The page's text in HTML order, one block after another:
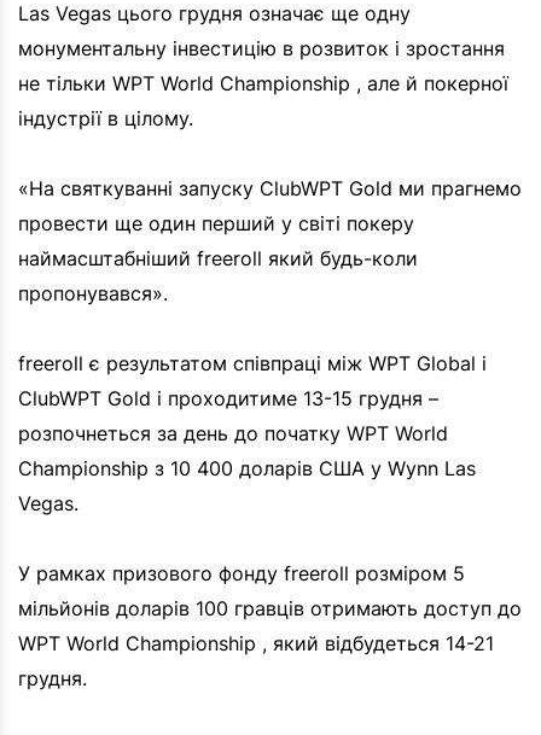
Las Vegas цього грудня означає ще одну
монументальну інвестицію в розвиток і зростання
не тільки WPT World Championship , але й покерної
індустрії в цілому.
«На святкуванні запуску ClubWPT Gold ми прагнемо
провести ще один перший у світі покеру
наймасштабніший freeroll який будь-коли
пропонувався».
freeroll є результатом співпраці між WPT Global і
ClubWPT Gold і проходитиме 13-15 грудня –
розпочнеться за день до початку WPT World
Championship з 10 400 доларів США у Wynn Las
Vegas.
У рамках призового фонду freeroll розміром 5
мільйонів доларів 100 гравців отримають доступ до
WPT World Championship , який відбудеться 14-21
грудня.